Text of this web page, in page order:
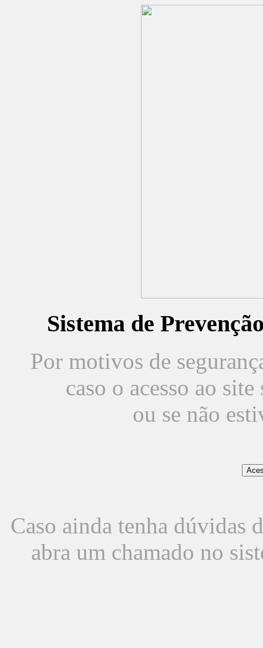
Sistema de
Por motivos de
caso o acesso ao
ou se não
Caso ainda tenha dúvidas
abra um chamado no